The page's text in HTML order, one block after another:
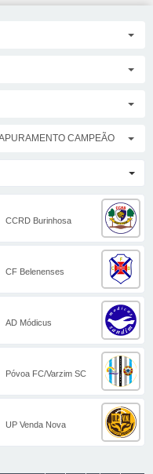
CAMPEÃO
CCRD Burinhosa
CF Belenenses
AD Módicus
Póvoa FC/Varzim SC
UP Venda Nova